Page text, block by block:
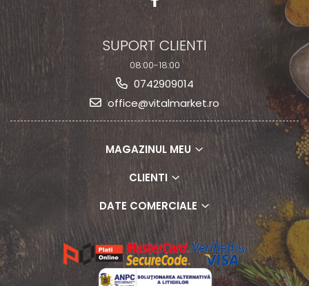
SUPORT CLIENTI
08:00-18:00
0742909014
office@vitalmarket.ro
MAGAZINUL MEU
CLIENTI
DATE COMERCIALE